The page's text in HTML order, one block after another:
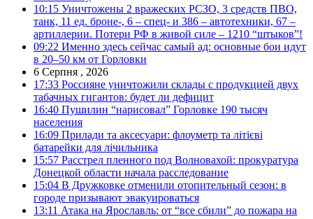
10:15 Уничтожены 2 вражеских РСЗО, 3 средств ПВО,
танк, 11 ед. броне-, 6 – спец- и 386 – автотехники, 67 –
артиллерии. Потери РФ в живой силе – 1210 “штыков”!
09:22 Именно здесь сейчас самый ад: основные бои идут
в 20–50 км от Горловки
6 Серпня , 2026
17:33 Россияне уничтожили склады с продукцией двух
табачных гигантов: будет ли дефицит
16:40 Пушилин “нарисовал” Горловке 190 тысяч
населения
16:09 Прилади та аксесуари: флоуметр та літієві
батарейки для лічильника
15:57 Расстрел пленного под Волновахой: прокуратура
Донецкой области начала расследование
15:04 В Дружковке отменили отопительный сезон: в
городе призывают эвакуироваться
13:11 Атака на Ярославль: от “все сбили” до пожара на